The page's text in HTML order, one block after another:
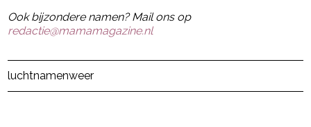
Ook bijzondere namen? Mail ons op
redactie@mamamagazine.nl
luchtnamenweer